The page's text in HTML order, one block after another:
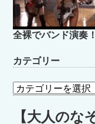
全裸でバンド演奏！
カテゴリー
カ
テ
ゴ【大人のな